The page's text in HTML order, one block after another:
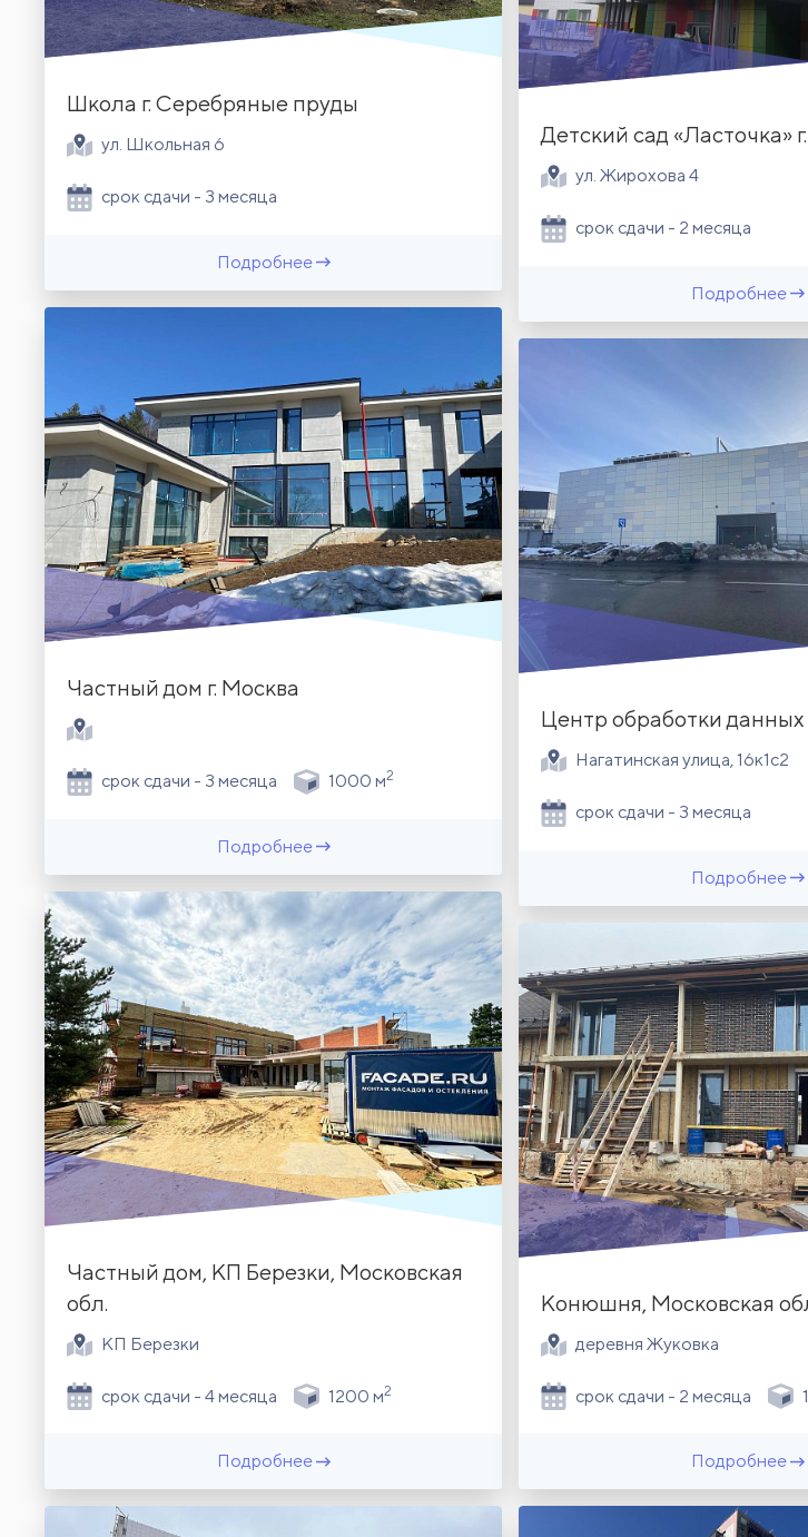
Школа г. Серебряные пруды
ул. Школьная 6
срок сдачи - 3 месяца
Подробнее
Детский сад «Ласточка»
ул. Жирохова 4
срок сдачи - 2 месяца
Подробнее
Частный дом г. Москва
срок сдачи - 3 месяца 1000 м2
Подробнее
Центр обработки данных
Нагатинская улица, 16к1с2
срок сдачи - 3 месяца
Подробнее
Частный дом, КП Березки, Московская
обл.
КП Березки
срок сдачи - 4 месяца 1200 м2
Подробнее
Конюшня, Московская
деревня Жуковка
срок сдачи - 2 месяца
Подробнее